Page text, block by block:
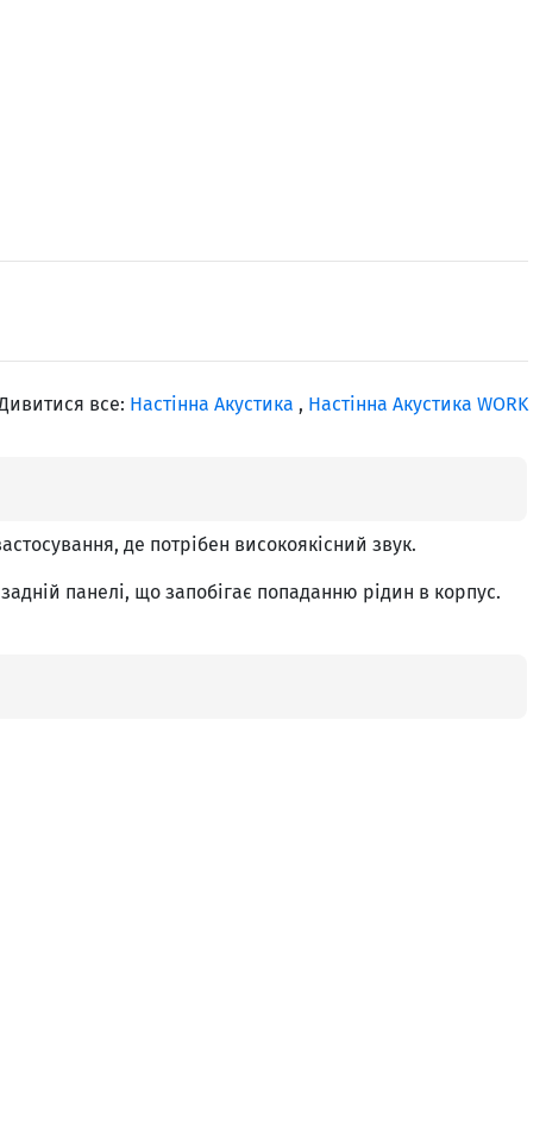
все: Настінна Акустика , Настінна Акустика WORK
де потрібен високоякісний звук.
панелі, що запобігає попаданню рідин в корпус.